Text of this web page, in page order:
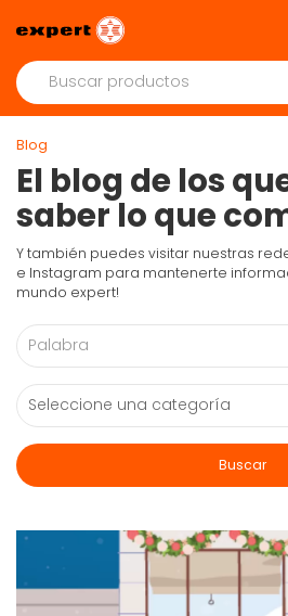
Blog
El blog de los
saber lo que
Y también puedes visitar nuestras
e Instagram para mantenerte
mundo expert!
Buscar